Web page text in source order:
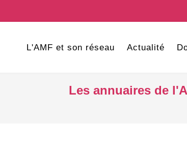
L'AMF et son réseau Actualité
Les annuaires de